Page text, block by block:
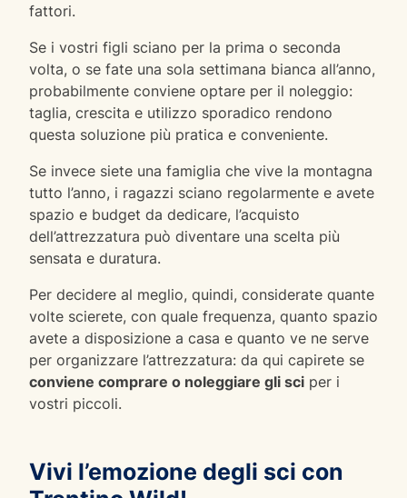
fattori.
Se i vostri figli sciano per la prima o seconda
volta, o se fate una sola settimana bianca all’anno,
probabilmente conviene optare per il noleggio:
taglia, crescita e utilizzo sporadico rendono
questa soluzione più pratica e conveniente.
Se invece siete una famiglia che vive la montagna
tutto l’anno, i ragazzi sciano regolarmente e avete
spazio e budget da dedicare, l’acquisto
dell’attrezzatura può diventare una scelta più
sensata e duratura.
Per decidere al meglio, quindi, considerate quante
volte scierete, con quale frequenza, quanto spazio
avete a disposizione a casa e quanto ve ne serve
per organizzare l’attrezzatura: da qui capirete se
conviene comprare o noleggiare gli sci per i
vostri piccoli.
Vivi l’emozione degli sci con